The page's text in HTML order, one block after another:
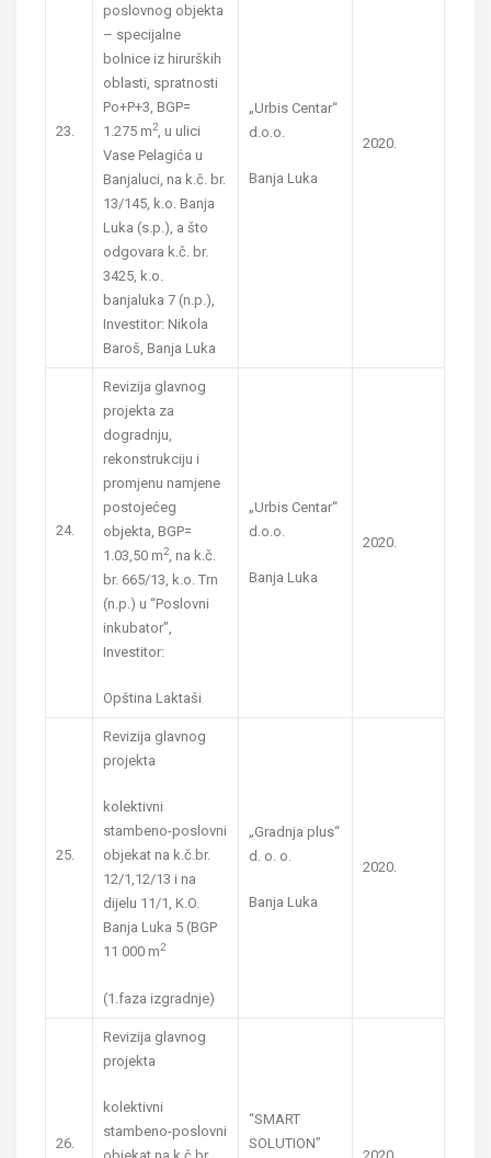
23.
poslovnog objekta
– specijalne
bolnice iz hirurških
oblasti, spratnosti
Po+P+3, BGP=
1.275 m2, u ulici
Vase Pelagića u
Banjaluci, na k.č. br.
13/145, k.o. Banja
Luka (s.p.), a što
odgovara k.č. br.
3425, k.o.
banjaluka 7 (n.p.),
Investitor: Nikola
Baroš, Banja Luka
„Urbis Centar“
d.o.o.
Banja Luka
2020.
24.
Revizija glavnog
projekta za
dogradnju,
rekonstrukciju i
promjenu namjene
postojećeg
objekta, BGP=
1.03,50 m2, na k.č.
br. 665/13, k.o. Trn
(n.p.) u “Poslovni
inkubator”,
Investitor:
Opština Laktaši
„Urbis Centar“
d.o.o.
Banja Luka
2020.
25.
Revizija glavnog
projekta
kolektivni
stambeno-poslovni
objekat na k.č.br.
12/1,12/13 i na
dijelu 11/1, K.O.
Banja Luka 5 (BGP
11 000 m2
(1.faza izgradnje)
„Gradnja plus“
d. o. o.
Banja Luka
2020.
26.
Revizija glavnog
projekta
kolektivni
stambeno-poslovni
“SMART
SOLUTION”